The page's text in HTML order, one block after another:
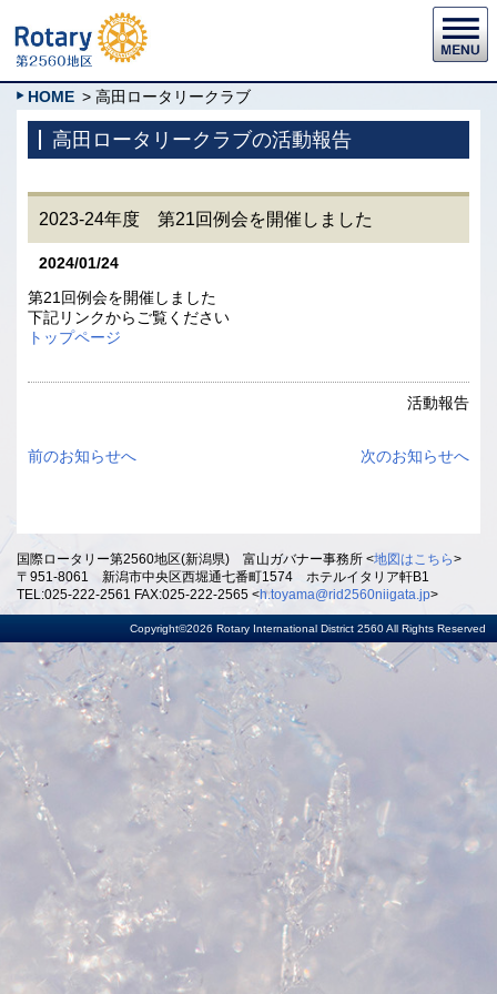
HOME > 高田ロータリークラブ
高田ロータリークラブの活動報告
2023-24年度 第21回例会を開催しました
2024/01/24
第21回例会を開催しました
下記リンクからご覧ください
トップページ
活動報告
前のお知らせへ 次のお知らせへ
国際ロータリー第2560地区(新潟県) 富山ガバナー事務所 <地図はこちら>
〒951-8061 新潟市中央区西堀通七番町1574 ホテルイタリア軒B1
TEL:025-222-2561 FAX:025-222-2565 <h.toyama@rid2560niigata.jp>
Copyright©2026 Rotary International District 2560 All Rights Reserved